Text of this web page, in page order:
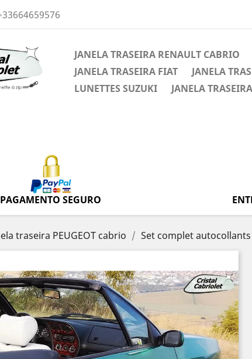
JANELA TRASEIRA RENAULT CABRIO
JANELA TRASEIRA FIAT
JANELA
LUNETTES SUZUKI
JANELA
PAGAMENTO SEGURO
traseira PEUGEOT cabrio Set complet